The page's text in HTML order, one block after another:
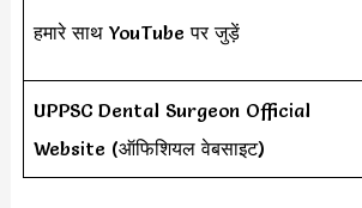
हमारे साथ YouTube पर जुड़ें
UPPSC Dental Surgeon Official
Website (ऑफिशियल वेबसाइट)